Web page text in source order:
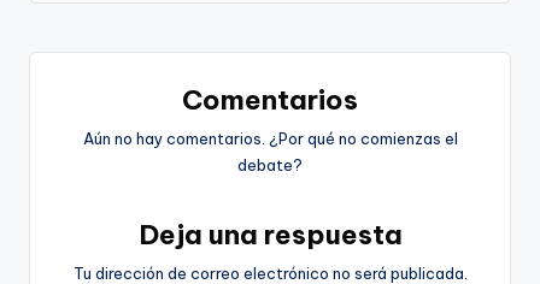
Comentarios
Aún no hay comentarios. ¿Por qué no comienzas el
debate?
Deja una respuesta
Tu dirección de correo electrónico no será publicada.